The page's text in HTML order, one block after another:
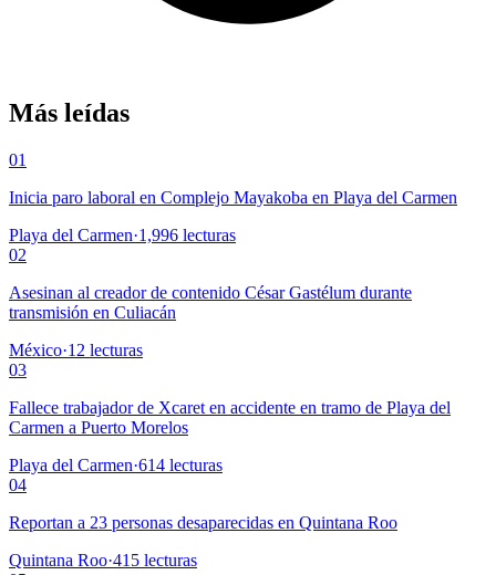
Más leídas
01
Inicia paro laboral en Complejo Mayakoba en Playa del Carmen
Playa del Carmen·1,996 lecturas
02
Asesinan al creador de contenido César Gastélum durante
transmisión en Culiacán
México·12 lecturas
03
Fallece trabajador de Xcaret en accidente en tramo de Playa del
Carmen a Puerto Morelos
Playa del Carmen·614 lecturas
04
Reportan a 23 personas desaparecidas en Quintana Roo
Quintana Roo·415 lecturas